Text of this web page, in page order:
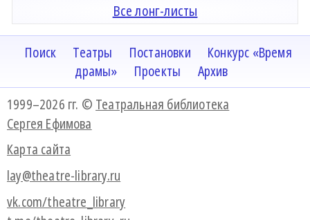
Все лонг-листы
Поиск Театры Постановки
Конкурс «Время
драмы»
Проекты
Архив
1999–2026 гг. © Театральная библиотека
Сергея Ефимова
Карта сайта
lay@theatre-library.ru
vk.com/theatre_library